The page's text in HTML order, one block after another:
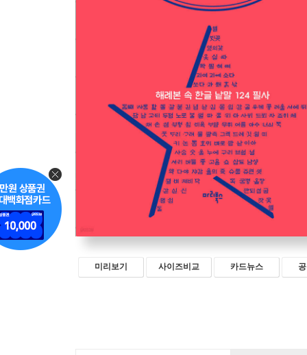
미리보기 사이즈비교 카드뉴스